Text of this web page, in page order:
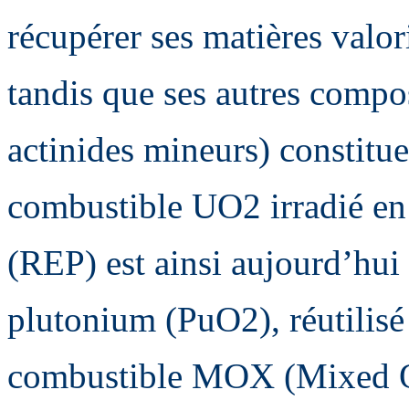
récupérer ses matières
tandis que ses autres
actinides mineurs)
combustible UO2 irradié en
(REP) est ainsi
plutonium (PuO2),
combustible MOX (Mixed